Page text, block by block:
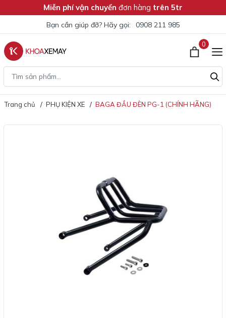
Miễn phí vận chuyển đơn hàng trên 5tr
Bạn cần giúp đỡ? Hãy gọi: 0908 211 985
0
Trang chủ PHỤ KIỆN XE BAGA ĐẦU ĐÈN PG-1 (CHÍNH HÃNG)